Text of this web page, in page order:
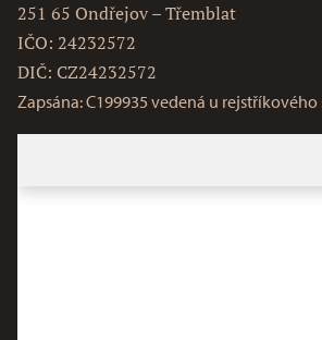
251 65 Ondřejov – Třemblat
IČO: 24232572
DIČ: CZ24232572
Zapsána: C199935 vedená u rejstříkového